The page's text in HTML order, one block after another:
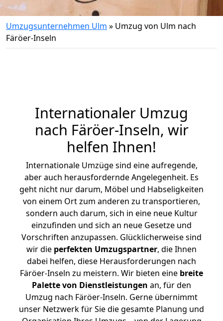
Umzugsunternehmen Ulm » Umzug von Ulm nach
Färöer-Inseln
Internationaler Umzug
nach Färöer-Inseln, wir
helfen Ihnen!
Internationale Umzüge sind eine aufregende,
aber auch herausfordernde Angelegenheit. Es
geht nicht nur darum, Möbel und Habseligkeiten
von einem Ort zum anderen zu transportieren,
sondern auch darum, sich in eine neue Kultur
einzufinden und sich an neue Gesetze und
Vorschriften anzupassen. Glücklicherweise sind
wir die perfekten Umzugspartner, die Ihnen
dabei helfen, diese Herausforderungen nach
Färöer-Inseln zu meistern. Wir bieten eine breite
Palette von Dienstleistungen an, für den
Umzug nach Färöer-Inseln. Gerne übernimmt
unser Netzwerk für Sie die gesamte Planung und